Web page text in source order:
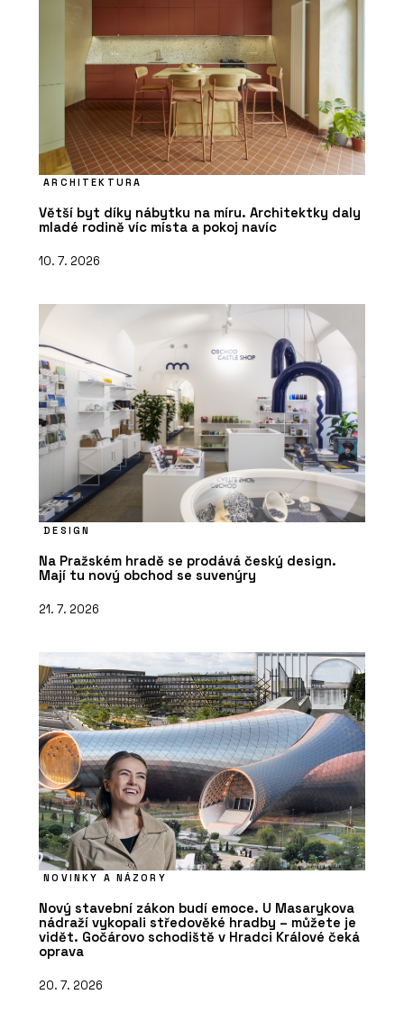
ARCHITEKTURA
Větší byt díky nábytku na míru. Architektky daly
mladé rodině víc místa a pokoj navíc
10. 7. 2026
DESIGN
Na Pražském hradě se prodává český design.
Mají tu nový obchod se suvenýry
21. 7. 2026
NOVINKY A NÁZORY
Nový stavební zákon budí emoce. U Masarykova
nádraží vykopali středověké hradby – můžete je
vidět. Gočárovo schodiště v Hradci Králové čeká
oprava
20. 7. 2026